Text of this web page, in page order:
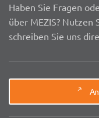
Haben Sie Fragen
über MEZIS?
schreiben Sie uns